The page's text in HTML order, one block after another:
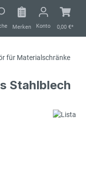
Merken Konto 0,00 €*
für Materialschränke
Stahlblech